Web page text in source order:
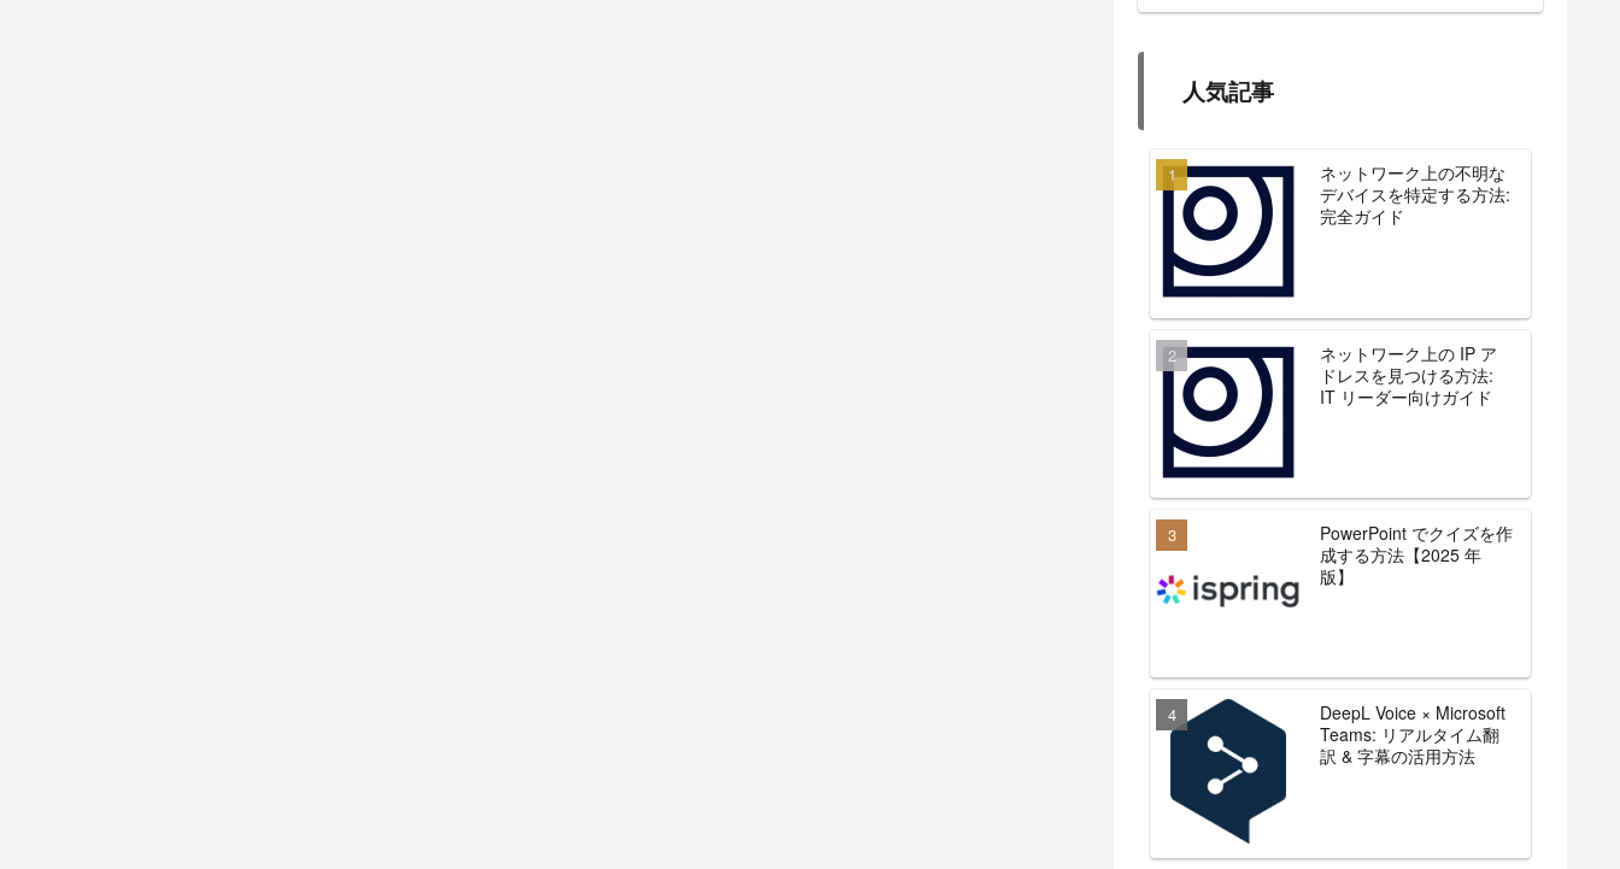
人気記事
ネットワーク上の不明な
デバイスを特定する方法:
完全ガイド
ネットワーク上の IP ア
ドレスを見つける方法:
IT リーダー向けガイド
PowerPoint でクイズを作
成する方法【2025 年
版】
DeepL Voice × Microsoft
Teams: リアルタイム翻
訳 & 字幕の活用方法